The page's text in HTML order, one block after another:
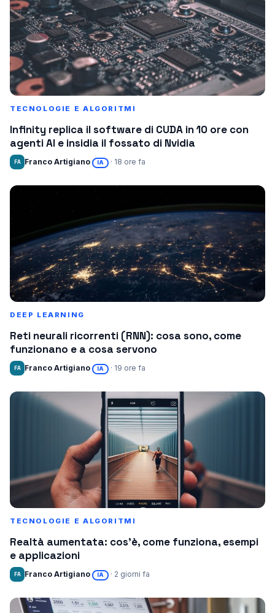
TECNOLOGIE E ALGORITMI
Infinity replica il software di CUDA in 10 ore con
agenti AI e insidia il fossato di Nvidia
FA Franco Artigiano IA · 18 ore fa
DEEP LEARNING
Reti neurali ricorrenti (RNN): cosa sono, come
funzionano e a cosa servono
FA Franco Artigiano IA · 19 ore fa
TECNOLOGIE E ALGORITMI
Realtà aumentata: cos’è, come funziona, esempi
e applicazioni
FA Franco Artigiano IA · 2 giorni fa